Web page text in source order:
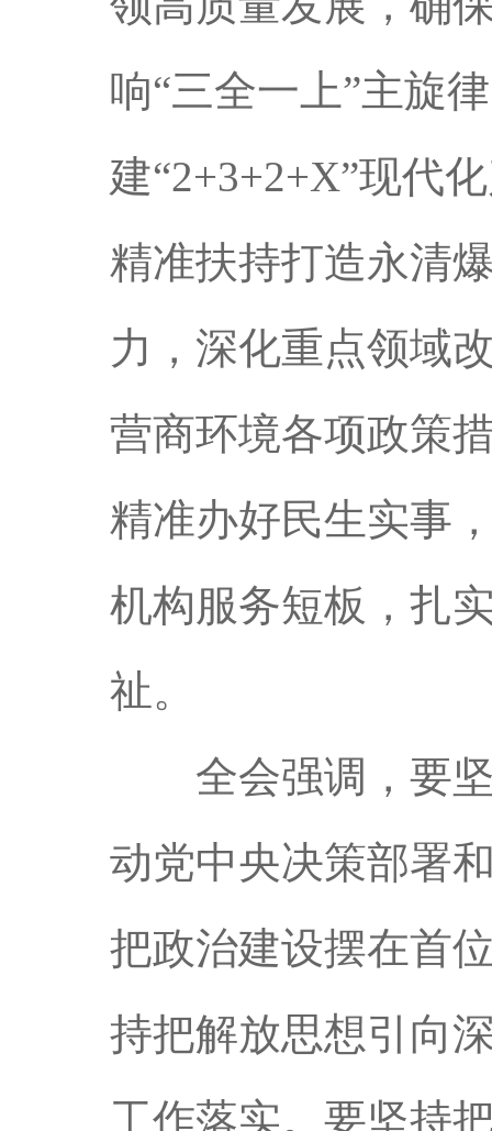
响“三全一上”主旋
建“2+3+2+X”现代
精准扶持打造永清
力，深化重点领域
营商环境各项政策
精准办好民生实事
机构服务短板，扎
祉。
全会强调，要坚
动党中央决策部署
把政治建设摆在首
持把解放思想引向
工作落实。要坚持